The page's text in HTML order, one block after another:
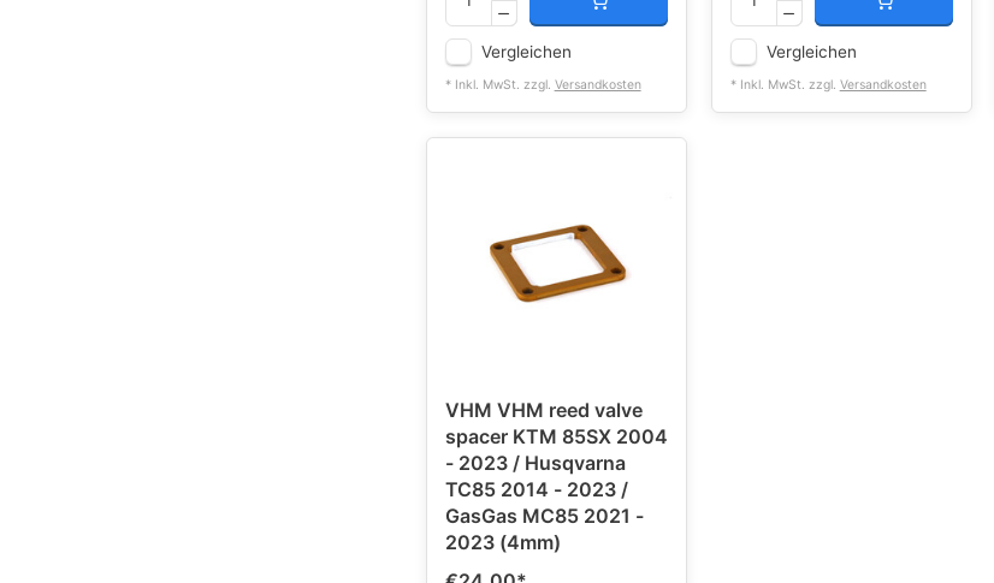
Vergleichen
* Inkl. MwSt. zzgl. Versandkosten
Vergleichen
* Inkl. MwSt. zzgl. Versandkosten
VHM VHM reed valve
spacer KTM 85SX 2004
- 2023 / Husqvarna
TC85 2014 - 2023 /
GasGas MC85 2021 -
2023 (4mm)